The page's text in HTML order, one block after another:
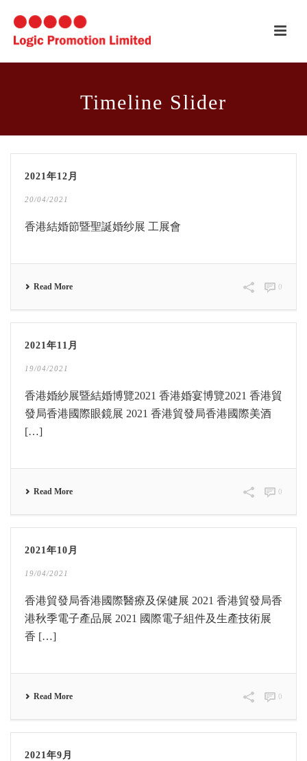
Timeline Slider
2021年12月
20/04/2021
香港結婚節暨聖誕婚纱展 工展會
Read More 0
2021年11月
19/04/2021
香港婚紗展暨結婚博覽2021 香港婚宴博覽2021 香港貿
發局香港國際眼鏡展 2021 香港貿發局香港國際美酒
[…]
Read More 0
2021年10月
19/04/2021
香港貿發局香港國際醫療及保健展 2021 香港貿發局香
港秋季電子產品展 2021 國際電子組件及生產技術展
香 […]
Read More 0
2021年9月